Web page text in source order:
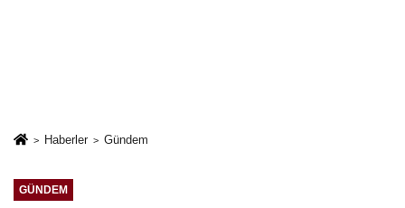
Haberler Gündem
GÜNDEM